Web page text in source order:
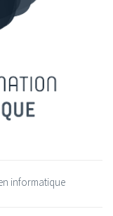
informatique